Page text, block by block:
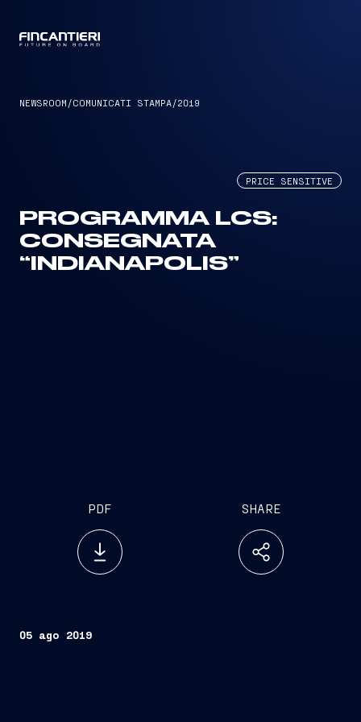
NEWSROOM /COMUNICATI STAMPA/2019
PRICE SENSITIVE
PROGRAMMA LCS:
CONSEGNATA
“INDIANAPOLIS”
PDF SHARE
05 ago 2019